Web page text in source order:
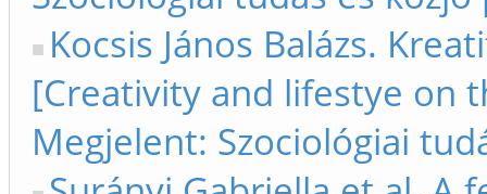
Kocsis János Balázs.
[Creativity and lifestye on
Megjelent: Szociológiai